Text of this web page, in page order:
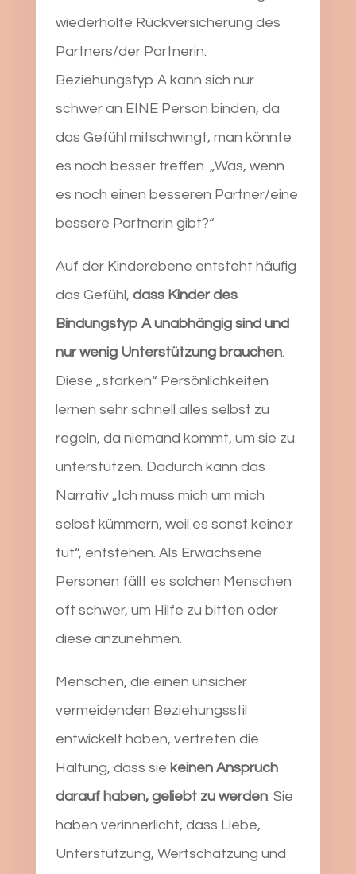
wiederholte Rückversicherung des
Partners/der Partnerin.
Beziehungstyp A kann sich nur
schwer an EINE Person binden, da
das Gefühl mitschwingt, man könnte
es noch besser treffen. „Was, wenn
es noch einen besseren Partner/eine
bessere Partnerin gibt?“
Auf der Kinderebene entsteht häufig
das Gefühl, dass Kinder des
Bindungstyp A unabhängig sind und
nur wenig Unterstützung brauchen.
Diese „starken“ Persönlichkeiten
lernen sehr schnell alles selbst zu
regeln, da niemand kommt, um sie zu
unterstützen. Dadurch kann das
Narrativ „Ich muss mich um mich
selbst kümmern, weil es sonst keine:r
tut“, entstehen. Als Erwachsene
Personen fällt es solchen Menschen
oft schwer, um Hilfe zu bitten oder
diese anzunehmen.
Menschen, die einen unsicher
vermeidenden Beziehungsstil
entwickelt haben, vertreten die
Haltung, dass sie keinen Anspruch
darauf haben, geliebt zu werden. Sie
haben verinnerlicht, dass Liebe,
Unterstützung, Wertschätzung und